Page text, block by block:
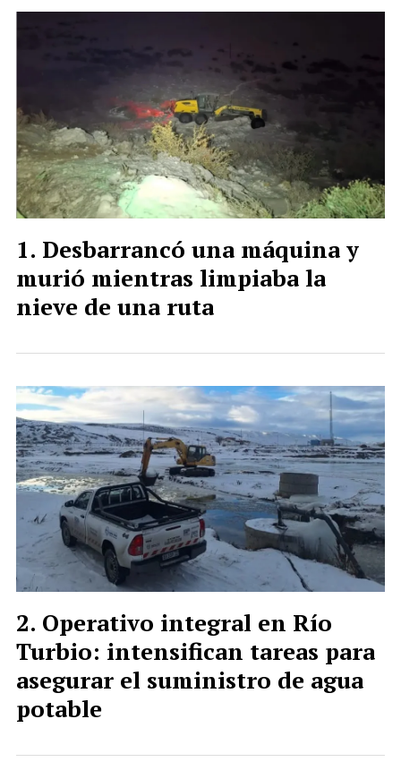
Desbarrancó una máquina y
murió mientras limpiaba la
nieve de una ruta
Operativo integral en Río
Turbio: intensifican tareas para
asegurar el suministro de agua
potable